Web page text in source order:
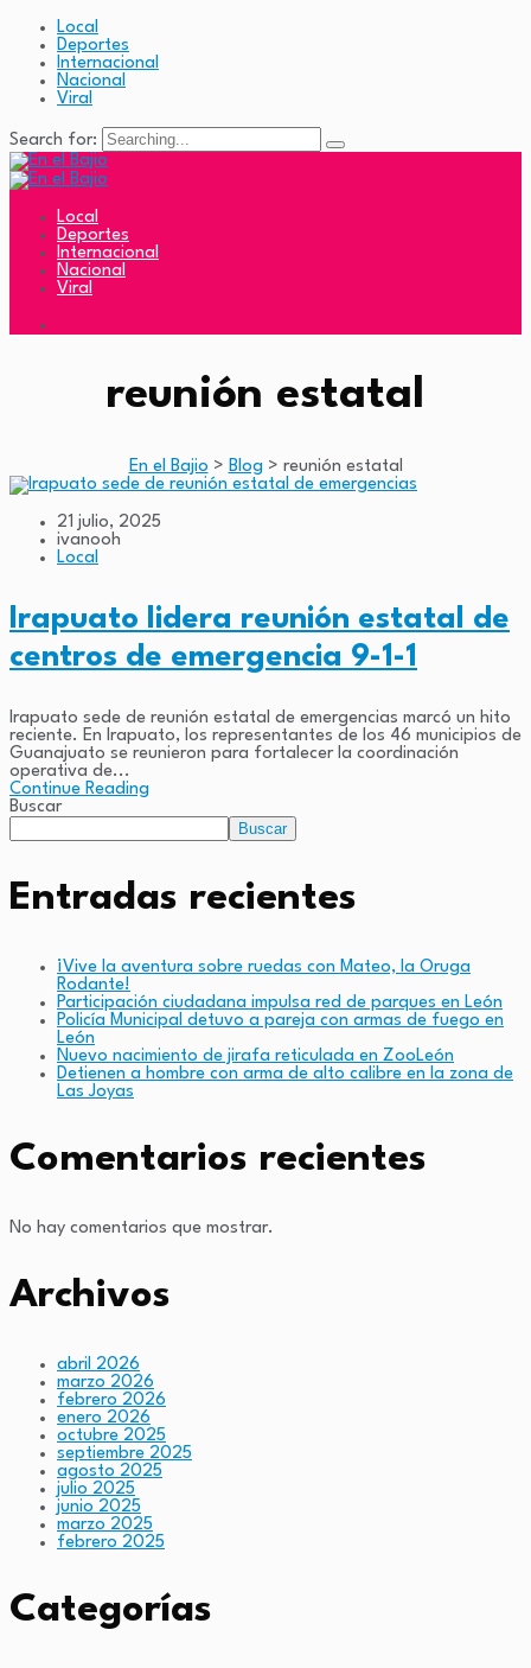
Local
Deportes
Internacional
Nacional
Viral
Search for:
Local
Deportes
Internacional
Nacional
Viral
reunión estatal
En el Bajio > Blog> reunión estatal
21 julio, 2025
ivanooh
Local
Irapuato lidera reunión estatal de
centros de emergencia 9-1-1
Irapuato sede de reunión estatal de emergencias marcó un hito
reciente. En Irapuato, los representantes de los 46 municipios de
Guanajuato se reunieron para fortalecer la coordinación
operativa de...
Continue Reading
Buscar
Buscar
Entradas recientes
¡Vive la aventura sobre ruedas con Mateo, la Oruga
Rodante!
Participación ciudadana impulsa red de parques en León
Policía Municipal detuvo a pareja con armas de fuego en
León
Nuevo nacimiento de jirafa reticulada en ZooLeón
Detienen a hombre con arma de alto calibre en la zona de
Las Joyas
Comentarios recientes
No hay comentarios que mostrar.
Archivos
abril 2026
marzo 2026
febrero 2026
enero 2026
octubre 2025
septiembre 2025
agosto 2025
julio 2025
junio 2025
marzo 2025
febrero 2025
Categorías